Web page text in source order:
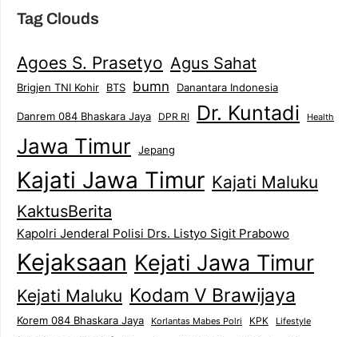
Tag Clouds
Agoes S. Prasetyo Agus Sahat
Brigjen TNI Kohir BTS bumn Danantara Indonesia
Danrem 084 Bhaskara Jaya DPR RI Dr. Kuntadi Health
Jawa Timur Jepang
Kajati Jawa Timur Kajati Maluku
KaktusBerita
Kapolri Jenderal Polisi Drs. Listyo Sigit Prabowo
Kejaksaan Kejati Jawa Timur
Kejati Maluku Kodam V Brawijaya
Korem 084 Bhaskara Jaya Korlantas Mabes Polri KPK Lifestyle